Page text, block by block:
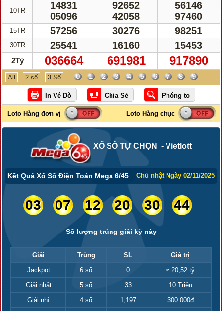
10TR
15TR
30TR
2Tỷ
14831
05096
57256
25541
036664
92652
42058
30276
16160
691981
56146
97460
98251
15453
917890
All 2 số 3 Số 0 1 2 3 4 5 6 7 8 9
XỔ SỐ TỰ CHỌN - Vietlott
Kết Quả Xổ Số Điện Toán Mega 6/45 Chủ nhật Ngày 02/11/2025
03 07 12 20 30 44
Số lượng trúng giải kỳ này
Giải Trùng SL
Giá trị
Jackpot
6 số 0
≈ 20,52 tỷ
Giải nhất
5 số 33
10 Triệu
Giải nhì
4 số 1,197
300.000đ